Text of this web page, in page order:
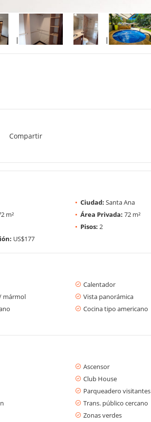
Compartir
Ciudad: Santa Ana
m² Área Privada: 72 m²
Pisos: 2
US$177
Calentador
mármol Vista panorámica
Cocina tipo americano
Ascensor
Club House
Parqueadero visitantes
Trans. público cercano
Zonas verdes